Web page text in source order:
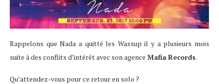
Rappelons que Nada a quitté les Wassup il y a plusieurs mois
suite à des conflits d’intérêt avec son agence Mafia Records.
Qu’attendez-vous pour ce retour en solo ?